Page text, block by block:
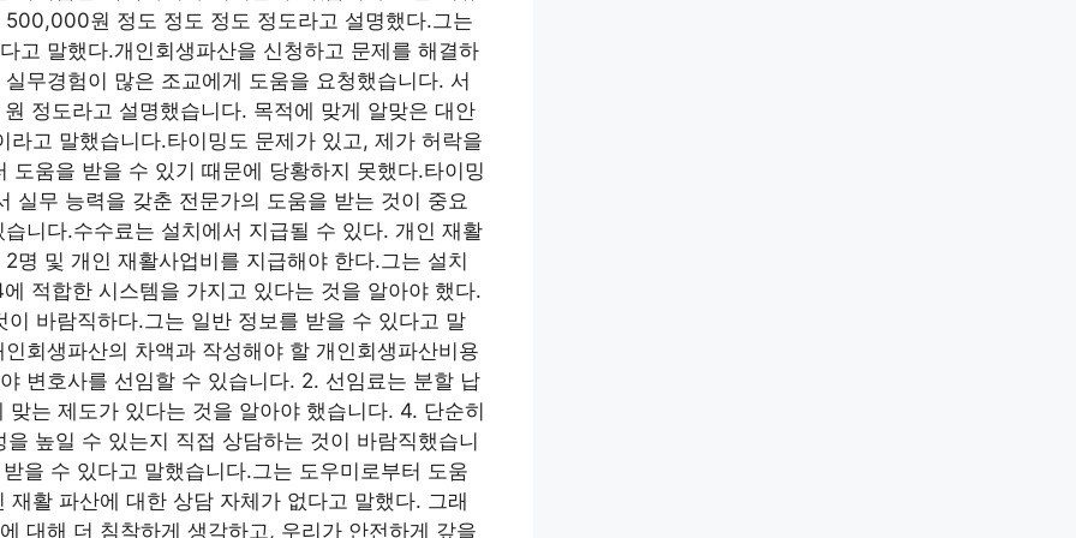
원 정도 정도 정도 정도라고 설명했다.그는
고 말했다.개인회생파산을 신청하고 문제를 해결하
무경험이 많은 조교에게 도움을 요청했습니다. 서
정도라고 설명했습니다. 목적에 맞게 알맞은 대안
고 말했습니다.타이밍도 문제가 있고, 제가 허락을
움을 받을 수 있기 때문에 당황하지 못했다.타이밍
실무 능력을 갖춘 전문가의 도움을 받는 것이 중요
니다.수수료는 설치에서 지급될 수 있다. 개인 재활
명 및 개인 재활사업비를 지급해야 한다.그는 설치
적합한 시스템을 가지고 있다는 것을 알아야 했다.
바람직하다.그는 일반 정보를 받을 수 있다고 말
회생파산의 차액과 작성해야 할 개인회생파산비용
변호사를 선임할 수 있습니다. 2. 선임료는 분할 납
는 제도가 있다는 것을 알아야 했습니다. 4. 단순히
높일 수 있는지 직접 상담하는 것이 바람직했습니
을 수 있다고 말했습니다.그는 도우미로부터 도움
활 파산에 대한 상담 자체가 없다고 말했다. 그래
대해 더 침착하게 생각하고, 우리가 안전하게 갚을